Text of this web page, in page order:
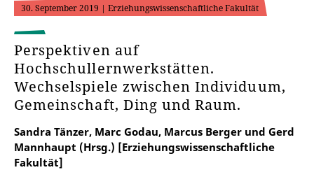
30. September 2019 | Erziehungswissenschaftliche Fakultät
Perspektiven auf
Hochschullernwerkstätten.
Wechselspiele zwischen Individuum,
Gemeinschaft, Ding und Raum.
Sandra Tänzer, Marc Godau, Marcus Berger und Gerd
Mannhaupt (Hrsg.) [Erziehungswissenschaftliche
Fakultät]